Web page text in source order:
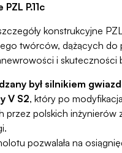
P.11c
konstrukcyjne PZL
twórców, dążących do
i skuteczności
był silnikiem
V S2, który po
przez polskich inżynierów
pozwalała na